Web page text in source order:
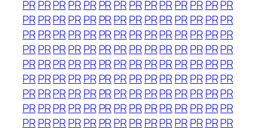
PRPRPRPRPR PRPRPRPRPRPRPR PRPR
PRPRPRPRPR PRPRPRPRPRPRPR PRPR
PRPRPRPRPR PRPRPRPRPRPRPR PRPR
PRPRPRPRPR PRPRPRPRPRPRPR PRPR
PRPRPRPRPR PRPRPRPRPRPRPR PRPR
PRPRPRPRPR PRPRPRPRPRPRPR PRPR
PRPRPRPRPR PRPRPRPRPRPRPR PRPR
PRPRPRPRPR PRPRPRPRPRPRPR PRPR
PRPRPRPRPR PRPRPRPRPRPRPR PRPR